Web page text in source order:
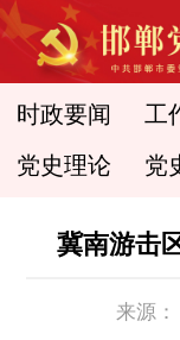
时政要闻 工
党史理论 党
冀南游击
来源